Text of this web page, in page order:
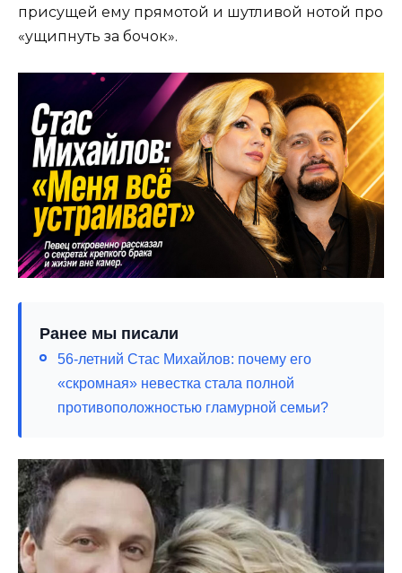
присущей ему прямотой и шутливой нотой про
«ущипнуть за бочок».
Ранее мы писали
56-летний Стас Михайлов: почему его
«скромная» невестка стала полной
противоположностью гламурной семьи?